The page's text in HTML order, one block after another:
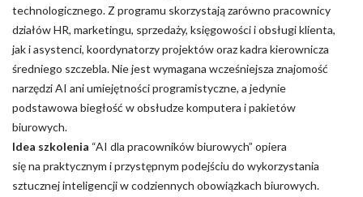
technologicznego. Z programu skorzystają zarówno pracownicy
działów HR, marketingu, sprzedaży, księgowości i obsługi klienta,
jak i asystenci, koordynatorzy projektów oraz kadra kierownicza
średniego szczebla. Nie jest wymagana wcześniejsza znajomość
narzędzi AI ani umiejętności programistyczne, a jedynie
podstawowa biegłość w obsłudze komputera i pakietów
biurowych.
Idea szkolenia “AI dla pracowników biurowych” opiera
się na praktycznym i przystępnym podejściu do wykorzystania
sztucznej inteligencji w codziennych obowiązkach biurowych.